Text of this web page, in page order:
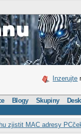
Inzerujte
Blogy Skupiny
zjistit MAC adresy